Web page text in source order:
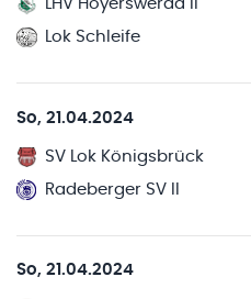
LHV Hoyerswerda II
Lok Schleife
So, 21.04.2024
SV Lok Königsbrück
Radeberger SV II
So, 21.04.2024